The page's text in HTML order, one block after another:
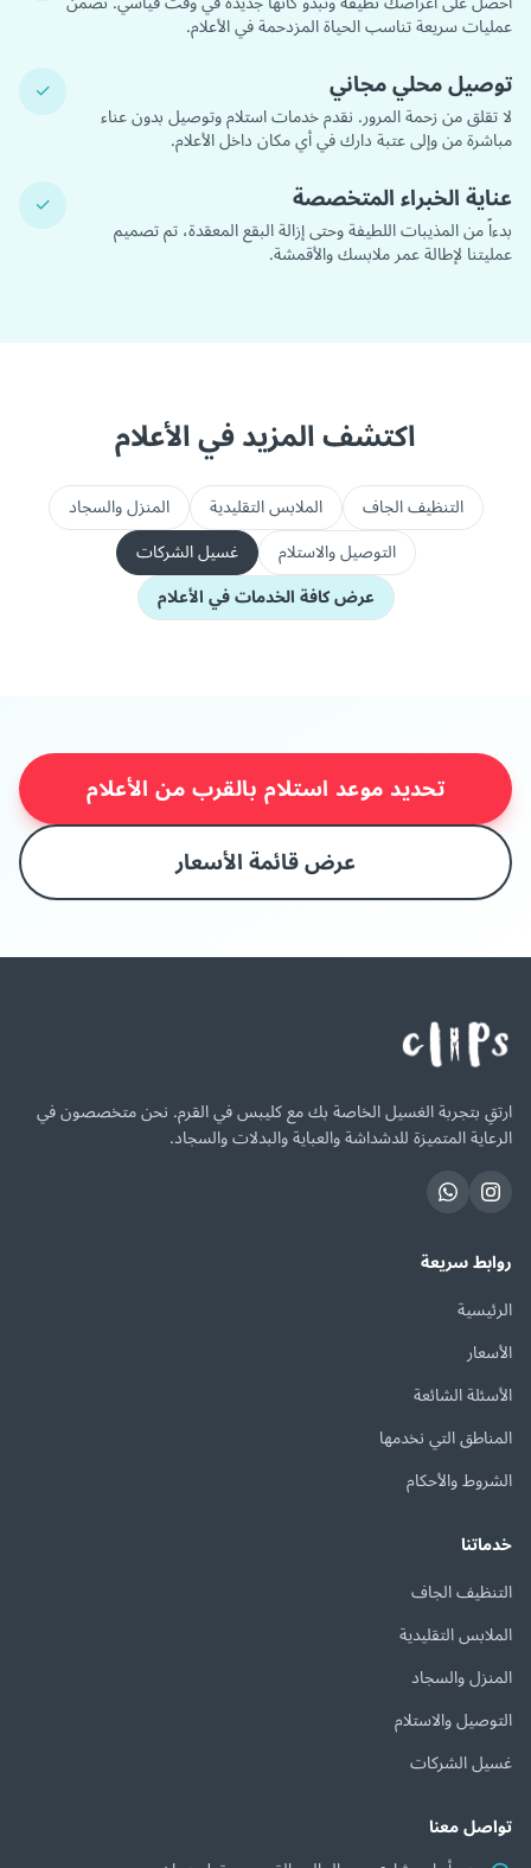
عمليات سريعة تناسب الحياة المزدحمة في الأعلام.
✓ توصيل محلي مجاني
لا تقلق من زحمة المرور. نقدم خدمات استلام وتوصيل بدون عناء
مباشرة من وإلى عتبة دارك في أي مكان داخل الأعلام.
✓ عناية الخبراء المتخصصة
بدءاً من المذيبات اللطيفة وحتى إزالة البقع المعقدة، تم تصميم
عمليتنا لإطالة عمر ملابسك والأقمشة.
اكتشف المزيد في الأعلام
التنظيف الجاف الملابس التقليدية
المنزل والسجاد
التوصيل والاستلام
غسيل الشركات
عرض كافة الخدمات في الأعلام
تحديد موعد استلام بالقرب من الأعلام
عرض قائمة الأسعار
ارتقِ بتجربة الغسيل الخاصة بك مع كليبس في القرم. نحن متخصصون في
الرعاية المتميزة للدشداشة والعباية والبدلات والسجاد.
روابط سريعة
الرئيسية
الأسعار
الأسئلة الشائعة
المناطق التي نخدمها
الشروط والأحكام
خدماتنا
التنظيف الجاف
الملابس التقليدية
المنزل والسجاد
التوصيل والاستلام
غسيل الشركات
تواصل معنا